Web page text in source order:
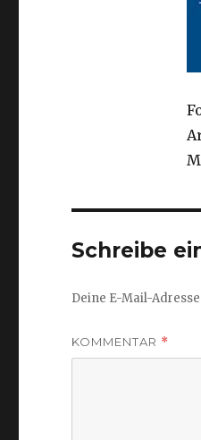
Schreibe
Deine E-Mail-
KOMMENTAR *